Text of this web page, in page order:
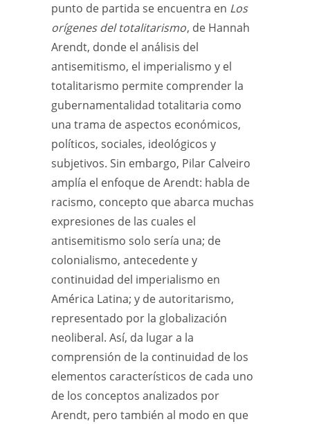
punto de partida se encuentra en Los
orígenes del totalitarismo, de Hannah
Arendt, donde el análisis del
antisemitismo, el imperialismo y el
totalitarismo permite comprender la
gubernamentalidad totalitaria como
una trama de aspectos económicos,
políticos, sociales, ideológicos y
subjetivos. Sin embargo, Pilar Calveiro
amplía el enfoque de Arendt: habla de
racismo, concepto que abarca muchas
expresiones de las cuales el
antisemitismo solo sería una; de
colonialismo, antecedente y
continuidad del imperialismo en
América Latina; y de autoritarismo,
representado por la globalización
neoliberal. Así, da lugar a la
comprensión de la continuidad de los
elementos característicos de cada uno
de los conceptos analizados por
Arendt, pero también al modo en que